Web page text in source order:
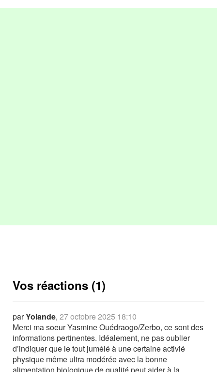
Vos réactions (1)
parYolande,27 octobre 2025 18:10
Merci ma soeur Yasmine Ouédraogo/Zerbo, ce sont des
informations pertinentes. Idéalement, ne pas oublier
d’indiquer que le tout jumélé à une certaine activié
physique même ultra modérée avec la bonne
alimentation biologique de qualité peut aider à la